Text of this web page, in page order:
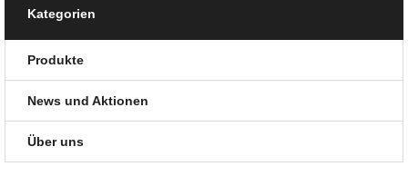
Kategorien
Produkte
News und Aktionen
Über uns